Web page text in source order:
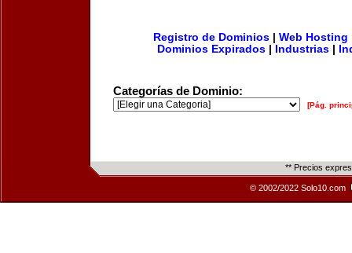
Registro de Dominios| Web Hosting
Dominios Expirados
Industrias
Categorías de Dominio:
[Pág.
** Precios
© 2002/2022 Solo10.com